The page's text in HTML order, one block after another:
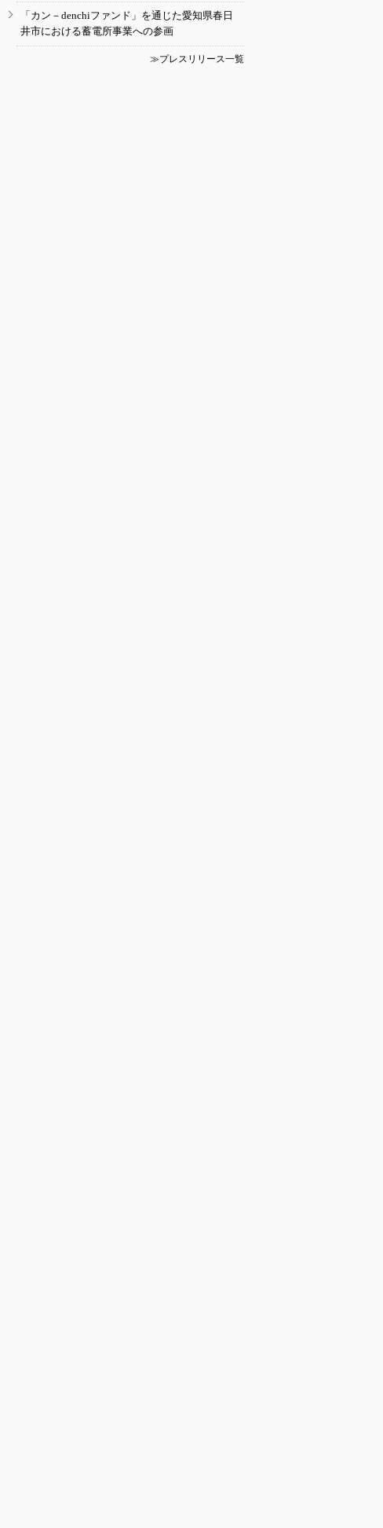
「カン－denchiファンド」を通じた愛知県春日
井市における蓄電所事業への参画
≫プレスリリース一覧